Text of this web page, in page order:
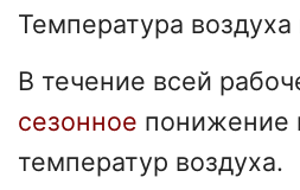
Температура
В течение всей
сезонное понижение
температур воздуха.